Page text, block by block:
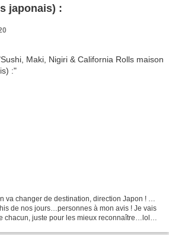
japonais) :
va changer de destination, direction Japon ! …
de nos jours…personnes à mon avis ! Je vais
chacun, juste pour les mieux reconnaître…lol